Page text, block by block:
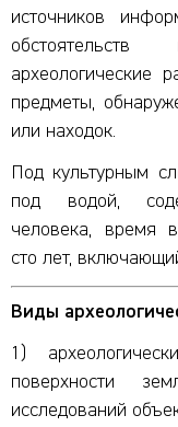
источников
археологические
предметы,
или находок.
Под культурным
под водой,
человека, время
сто лет,
Виды
1)
поверхности
исследований